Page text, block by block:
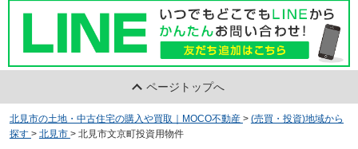
ページトップへ
北見市の土地・中古住宅の購入や買取｜MOCO不動産 > (売買・投資)地域から
探す > 北見市 > 北見市文京町投資用物件